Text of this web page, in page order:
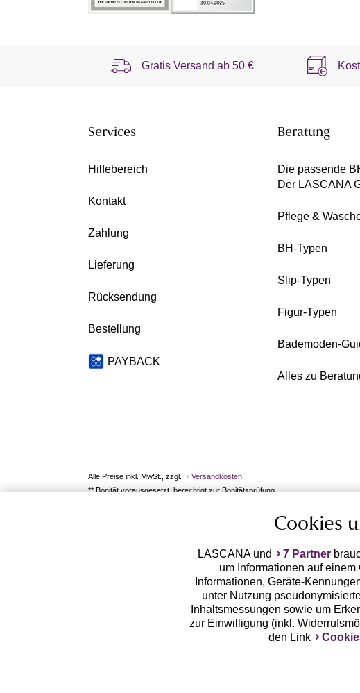
Gratis Versand ab50 €
Services
Hilfebereich
Kontakt
Zahlung
Lieferung
Rücksendung
Bestellung
PAYBACK
Beratung
Die passende
Der LASCANA
Pflege &
BH-Typen
Slip-Typen
Figur-Typen
Bademoden-
Alles zu
Alle Preise inkl. MwSt., zzgl.
Versandkosten
** Bonität vorausgesetzt, berechtigt zur Bonitätsprüfung
Cookies
LASCANA und 7 Partner
um Informationen auf
Informationen, Geräte-
unter Nutzung
Inhaltsmessungen sowie um
zur Einwilligung (inkl.
den Link